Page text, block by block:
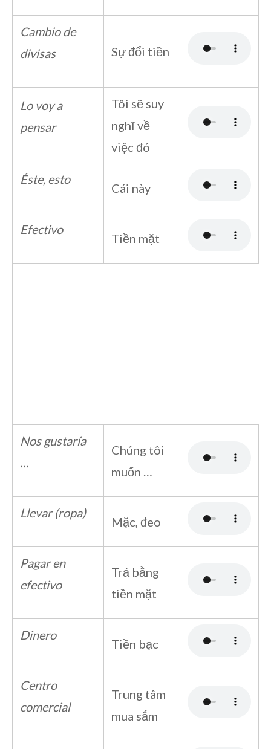
Cambio de
divisas
Sự đổi tiền
Lo voy a
pensar
Tôi sẽ suy
nghĩ về
việc đó
Éste, esto
Cái này
Efectivo
Tiền mặt
Nos gustaría
…
Chúng tôi
muốn …
Llevar (ropa)
Mặc, đeo
Pagar en
efectivo
Trả bằng
tiền mặt
Dinero
Tiền bạc
Centro
comercial
Trung tâm
mua sắm